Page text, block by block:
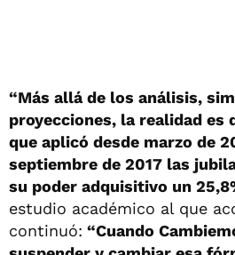
“Más allá de los análisis,
proyecciones, la realidad es
que aplicó desde marzo de
septiembre de 2017 las
su poder adquisitivo un
estudio académico al que
continuó: “Cuando